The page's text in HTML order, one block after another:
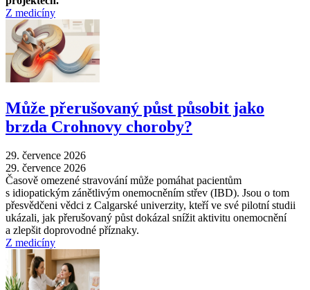
Z medicíny
Může přerušovaný půst působit jako
brzda Crohnovy choroby?
29. července 2026
29. července 2026
Časově omezené stravování může pomáhat pacientům
s idiopatickým zánětlivým onemocněním střev (IBD). Jsou o tom
přesvědčeni vědci z Calgarské univerzity, kteří ve své pilotní studii
ukázali, jak přerušovaný půst dokázal snížit aktivitu onemocnění
a zlepšit doprovodné příznaky.
Z medicíny